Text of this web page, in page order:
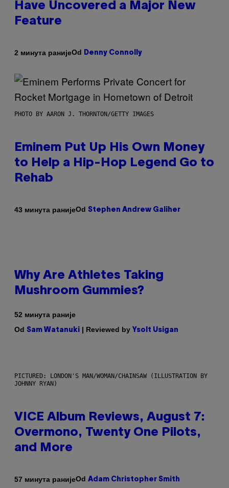
Have Uncovered a Major New
Feature
2 минута ранијеOd Denny Connolly
PHOTO BY AARON J. THORNTON/GETTY IMAGES
Eminem Put Up His Own Money
to Help a Hip-Hop Legend Go to
Rehab
43 минута ранијеOd Stephen Andrew Galiher
Why Are Athletes Taking
Mushroom Gummies?
52 минута раније
Od Sam Watanuki | Reviewed by Ysolt Usigan
PICTURED: LONDON'S MAN/WOMAN/CHAINSAW (ILLUSTRATION BY
JOHNNY RYAN)
VICE Album Reviews, August 7:
Overmono, Twenty One Pilots,
and More
57 минута ранијеOd Adam Christopher Smith